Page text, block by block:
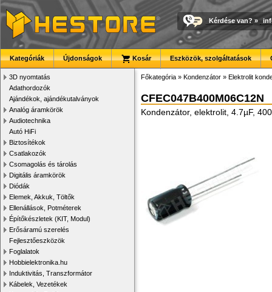
Kérdése van? »
Kategóriák Újdonságok Kosár Eszközök, szolgáltatások
3D nyomtatás
Adathordozók
Ajándékok, ajándékutalványok
Analóg áramkörök
Audiotechnika
Autó HiFi
Biztosítékok
Csatlakozók
Csomagolás és tárolás
Digitális áramkörök
Diódák
Elemek, Akkuk, Töltők
Ellenállások, Potméterek
Építőkészletek (KIT, Modul)
Erősáramú szerelés
Fejlesztőeszközök
Foglalatok
Hobbielektronika.hu
Induktivitás, Transzformátor
Kábelek, Vezetékek
Főkategória » Kondenzátor » Elektrolit
CFEC047B400M06C12N
Kondenzátor, elektrolit, 4.7µF,